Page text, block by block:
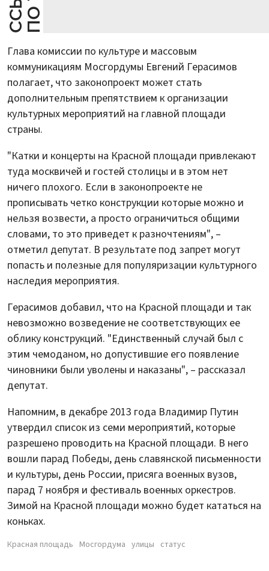
Глава комиссии по культуре и массовым
коммуникациям Мосгордумы Евгений Герасимов
полагает, что законопроект может стать
дополнительным препятствием к организации
культурных мероприятий на главной площади
страны.
"Катки и концерты на Красной площади привлекают
туда москвичей и гостей столицы и в этом нет
ничего плохого. Если в законопроекте не
прописывать четко конструкции которые можно и
нельзя возвести, а просто ограничиться общими
словами, то это приведет к разночтениям", –
отметил депутат. В результате под запрет могут
попасть и полезные для популяризации культурного
наследия мероприятия.
Герасимов добавил, что на Красной площади и так
невозможно возведение не соответствующих ее
облику конструкций. "Единственный случай был с
этим чемоданом, но допустившие его появление
чиновники были уволены и наказаны", – рассказал
депутат.
Напомним, в декабре 2013 года Владимир Путин
утвердил список из семи мероприятий, которые
разрешено проводить на Красной площади. В него
вошли парад Победы, день славянской письменности
и культуры, день России, присяга военных вузов,
парад 7 ноября и фестиваль военных оркестров.
Зимой на Красной площади можно будет кататься на
коньках.
Красная площадь Мосгордума улицы статус